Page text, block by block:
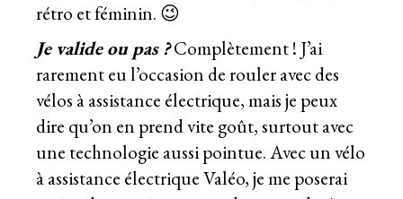
rétro et féminin. 😉
Je valide ou pas ?Complètement ! J’ai
rarement eu l’occasion de rouler avec des
vélos à assistance électrique, mais je peux
dire qu’on en prend vite goût, surtout avec
une technologie aussi pointue. Avec un vélo
à assistance électrique Valéo, je me poserai